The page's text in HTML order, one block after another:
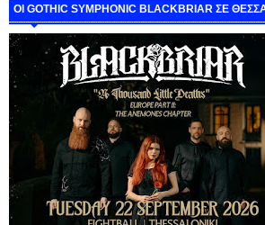
ΟΙ GOTHIC SYMPHONIC BLACKBRIAR ΣΕ